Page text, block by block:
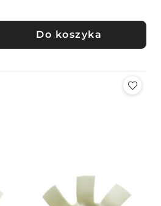
Do koszyka